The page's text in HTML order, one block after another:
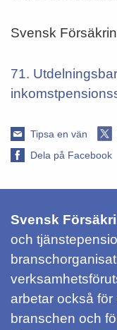
Svensk
71.
Tipsa en vän
Dela på Facebook
Svensk
och
arbetar också
branschen och